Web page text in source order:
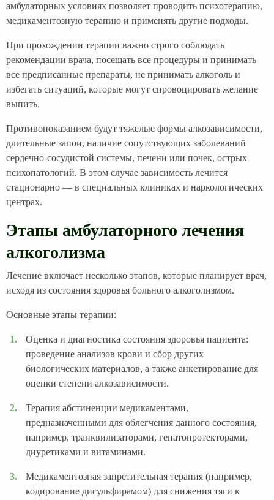
амбулаторных условиях позволяет проводить психотерапию,
медикаментозную терапию и применять другие подходы.
При прохождении терапии важно строго соблюдать
рекомендации врача, посещать все процедуры и принимать
все предписанные препараты, не принимать алкоголь и
избегать ситуаций, которые могут спровоцировать желание
выпить.
Противопоказанием будут тяжелые формы алкозависимости,
длительные запои, наличие сопутствующих заболеваний
сердечно-сосудистой системы, печени или почек, острых
психопатологий. В этом случае зависимость лечится
стационарно — в специальных клиниках и наркологических
центрах.
Этапы амбулаторного лечения
алкоголизма
Лечение включает несколько этапов, которые планирует врач,
исходя из состояния здоровья больного алкоголизмом.
Основные этапы терапии:
Оценка и диагностика состояния здоровья пациента:
проведение анализов крови и сбор других
биологических материалов, а также анкетирование для
оценки степени алкозависимости.
Терапия абстиненции медикаментами,
предназначенными для облегчения данного состояния,
например, транквилизаторами, гепатопротекторами,
диуретиками и витаминами.
Медикаментозная запретительная терапия (например,
кодирование дисульфирамом) для снижения тяги к